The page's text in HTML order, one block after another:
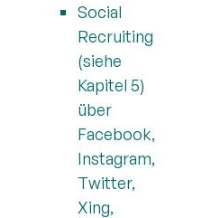
Social
Recruiting
(siehe
Kapitel 5)
über
Facebook,
Instagram,
Twitter,
Xing,